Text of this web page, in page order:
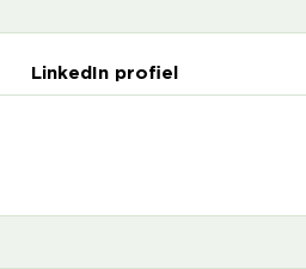
LinkedIn profiel